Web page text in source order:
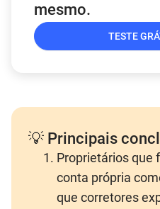
mesmo.
TESTE
💡 Principais
Proprietários que
conta própria
que corretores